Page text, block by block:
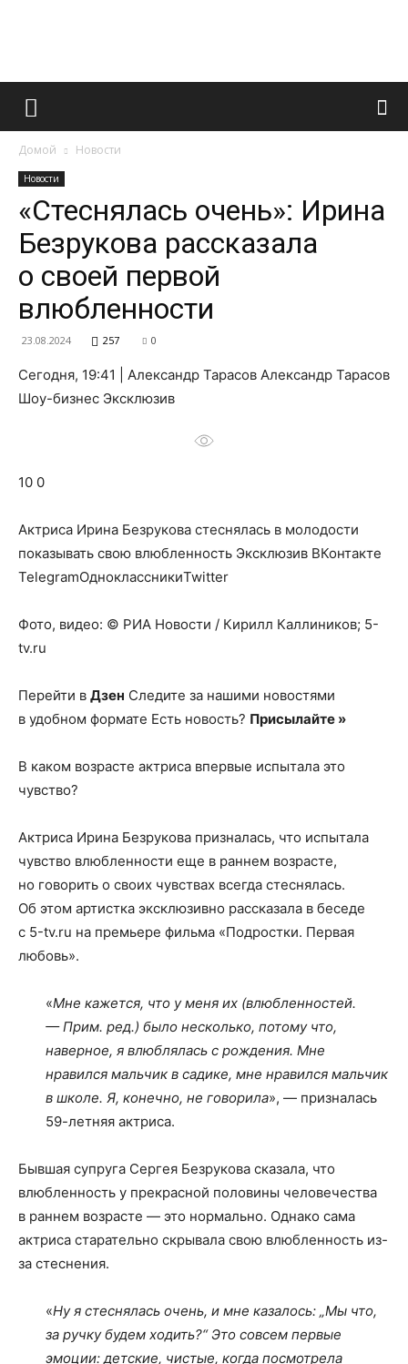
Французский
и
Домой Новости
Новости
«Стеснялась очень»: Ирина
Безрукова рассказала
о своей первой
влюбленности
23.08.2024 257 0
Сегодня, 19:41 | Александр Тарасов Александр Тарасов
Шоу-бизнес Эксклюзив
10 0
Актриса Ирина Безрукова стеснялась в молодости
показывать свою влюбленность Эксклюзив ВКонтакте
TelegramОдноклассникиTwitter
Фото, видео: © РИА Новости / Кирилл Каллиников; 5-
tv.ru
Перейти в Дзен Следите за нашими новостями
в удобном формате Есть новость? Присылайте »
В каком возрасте актриса впервые испытала это
чувство?
Актриса Ирина Безрукова призналась, что испытала
чувство влюбленности еще в раннем возрасте,
но говорить о своих чувствах всегда стеснялась.
Об этом артистка эксклюзивно рассказала в беседе
с 5-tv.ru на премьере фильма «Подростки. Первая
любовь».
«Мне кажется, что у меня их (влюбленностей.
— Прим. ред.) было несколько, потому что,
наверное, я влюблялась с рождения. Мне
нравился мальчик в садике, мне нравился мальчик
в школе. Я, конечно, не говорила», — призналась
59-летняя актриса.
Бывшая супруга Сергея Безрукова сказала, что
влюбленность у прекрасной половины человечества
в раннем возрасте — это нормально. Однако сама
актриса старательно скрывала свою влюбленность из-
за стеснения.
«Ну я стеснялась очень, и мне казалось: „Мы что,
за ручку будем ходить?“ Это совсем первые
эмоции: детские, чистые, когда посмотрела